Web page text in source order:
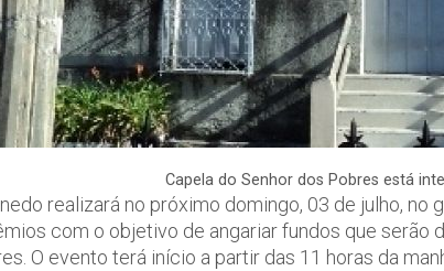
Capela do Senhor dos Pobres está
realizará no próximo domingo, 03 de julho, no
com o objetivo de angariar fundos que serão
O evento terá início a partir das 11 horas da